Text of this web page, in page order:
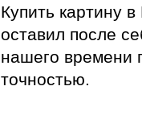
Купить картину
оставил после
нашего времени
точностью.